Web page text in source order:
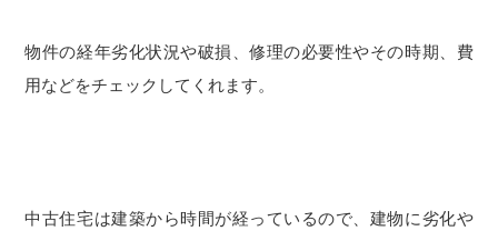
物件の経年劣化状況や破損、修理の必要性やその時期、費
用などをチェックしてくれます。
中古住宅は建築から時間が経っているので、建物に劣化や